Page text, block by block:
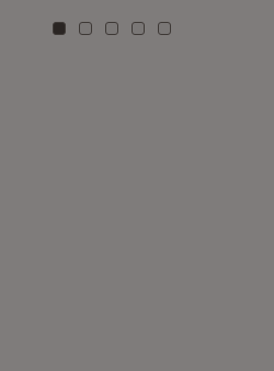
Zu Kachel: 0
Zu Kachel: 3
Zu Kachel: 6
Zu Kachel: 9
Zu Kachel: 12